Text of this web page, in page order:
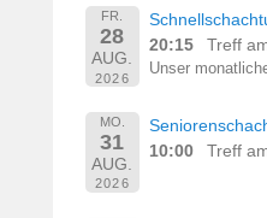
FR.
28
AUG.
2026
20:15
Treff
Unser
MO.
31
AUG.
2026
10:00
Treff